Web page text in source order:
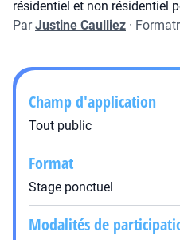
résidentiel et non résidentiel
ParJustine Caulliez ·
Champ d'application
Tout public
Format
Stage ponctuel
Modalités de